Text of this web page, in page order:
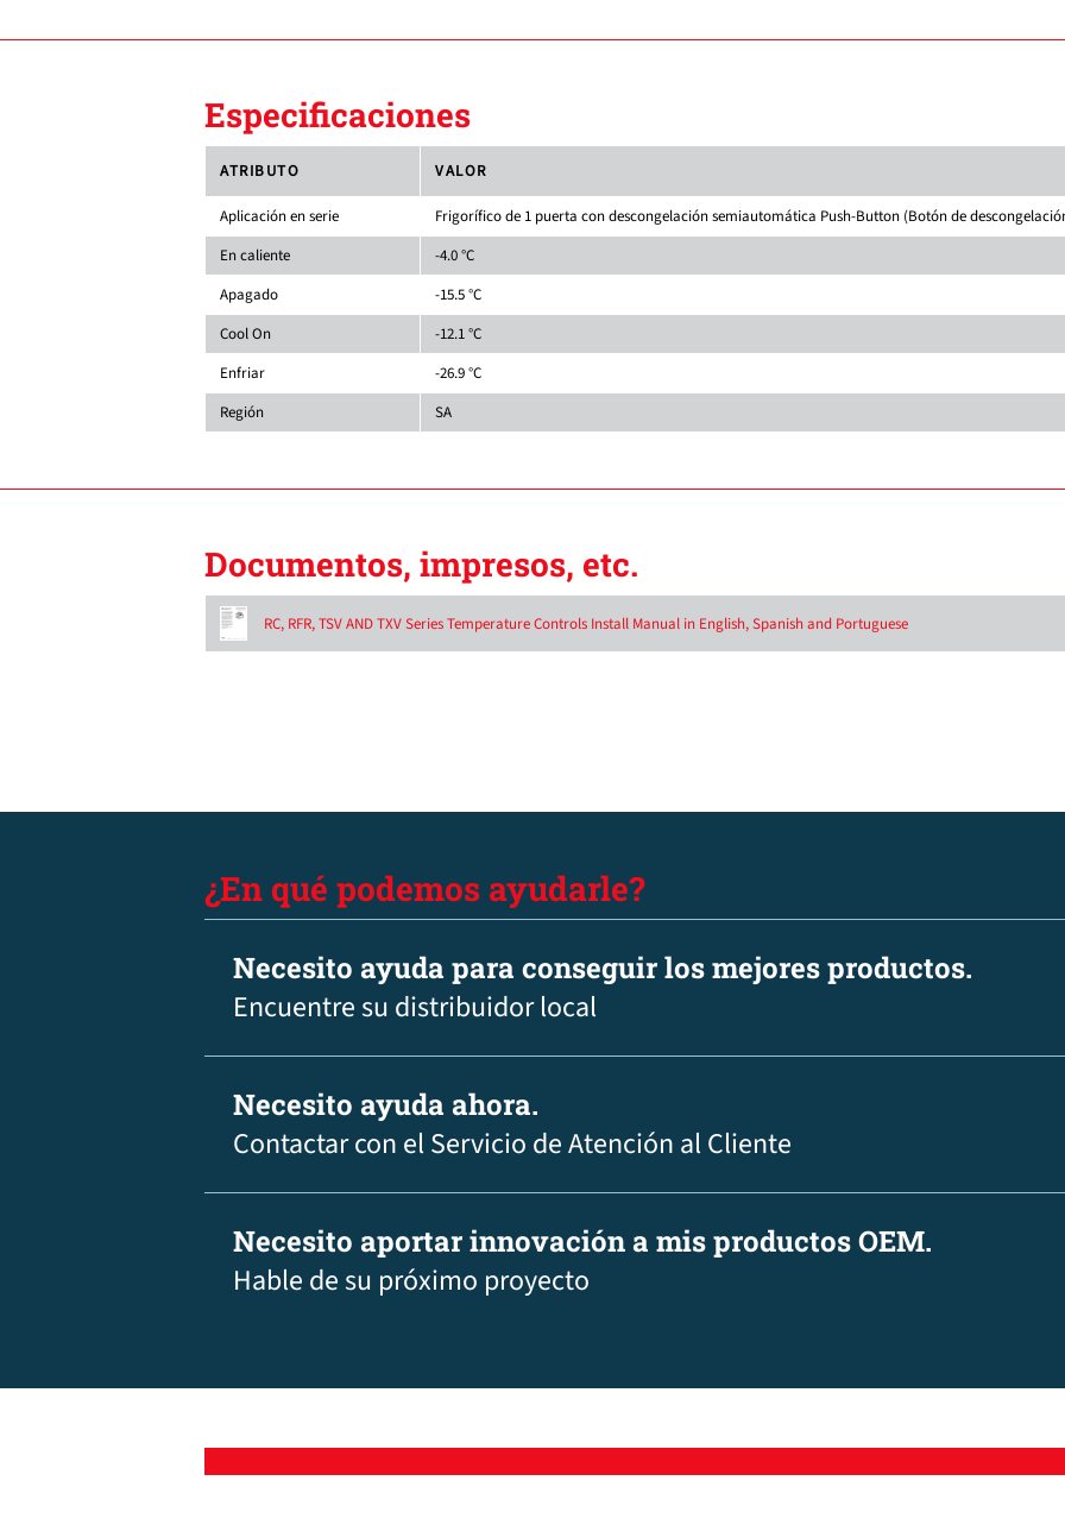
Especificaciones
ATRIBUTO VALOR
Aplicación en serie
Frigorífico de 1 puerta con descongelación semiautomática Push-Button (Botón de
En caliente
-4.0 °C
Apagado
-15.5 °C
Cool On
-12.1 °C
Enfriar
-26.9 °C
Región
SA
Documentos, impresos, etc.
RC, RFR, TSV AND TXV Series Temperature Controls Install Manual in English, Spanish and Portuguese
¿En qué podemos ayudarle?
Necesito ayuda para conseguir los mejores productos.
Encuentre su distribuidor local
Necesito ayuda ahora.
Contactar con el Servicio de Atención al Cliente
Necesito aportar innovación a mis productos OEM.
Hable de su próximo proyecto